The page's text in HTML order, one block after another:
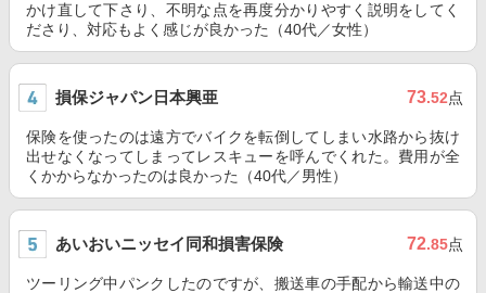
かけ直して下さり、不明な点を再度分かりやすく説明をしてく
ださり、対応もよく感じが良かった（40代／女性）
損保ジャパン日本興亜 73.52点
保険を使ったのは遠方でバイクを転倒してしまい水路から抜け
出せなくなってしまってレスキューを呼んでくれた。費用が全
くかからなかったのは良かった（40代／男性）
あいおいニッセイ同和損害保険 72.85点
ツーリング中パンクしたのですが、搬送車の手配から輸送中の